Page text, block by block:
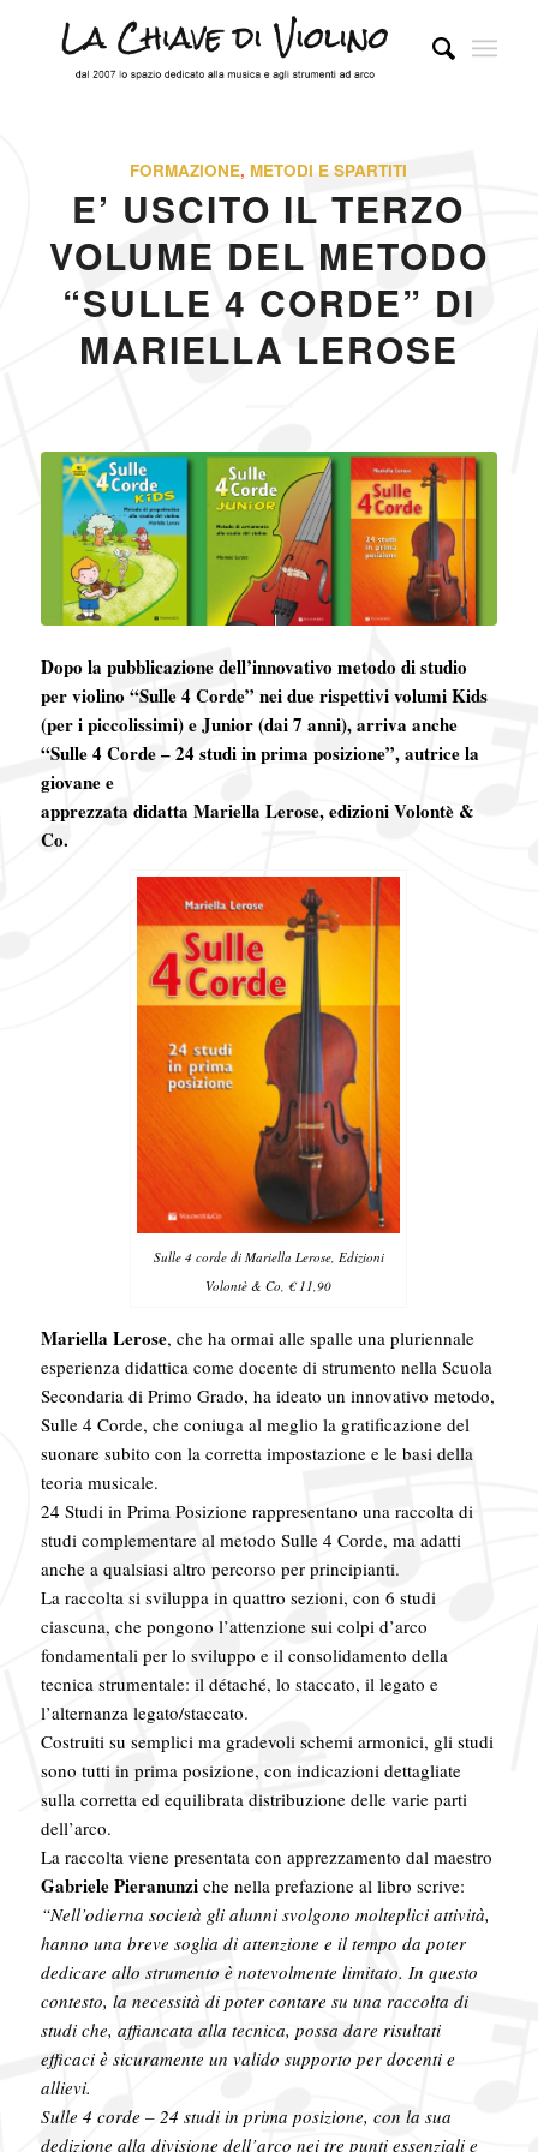
FORMAZIONE, METODI E SPARTITI
E’ USCITO IL TERZO
VOLUME DEL METODO
“SULLE 4 CORDE” DI
MARIELLA LEROSE
Dopo la pubblicazione dell’innovativo metodo di studio
per violino “Sulle 4 Corde” nei due rispettivi volumi Kids
(per i piccolissimi) e Junior (dai 7 anni), arriva anche
“Sulle 4 Corde – 24 studi in prima posizione”, autrice la
giovane e
apprezzata didatta Mariella Lerose, edizioni Volontè &
Co.
Sulle 4 corde di Mariella Lerose, Edizioni
Volontè & Co, € 11,90
Mariella Lerose, che ha ormai alle spalle una pluriennale
esperienza didattica come docente di strumento nella Scuola
Secondaria di Primo Grado, ha ideato un innovativo metodo,
Sulle 4 Corde, che coniuga al meglio la gratificazione del
suonare subito con la corretta impostazione e le basi della
teoria musicale.
24 Studi in Prima Posizione rappresentano una raccolta di
studi complementare al metodo Sulle 4 Corde, ma adatti
anche a qualsiasi altro percorso per principianti.
La raccolta si sviluppa in quattro sezioni, con 6 studi
ciascuna, che pongono l’attenzione sui colpi d’arco
fondamentali per lo sviluppo e il consolidamento della
tecnica strumentale: il détaché, lo staccato, il legato e
l’alternanza legato/staccato.
Costruiti su semplici ma gradevoli schemi armonici, gli studi
sono tutti in prima posizione, con indicazioni dettagliate
sulla corretta ed equilibrata distribuzione delle varie parti
dell’arco.
La raccolta viene presentata con apprezzamento dal maestro
Gabriele Pieranunziche nella prefazione al libro scrive:
“Nell’odierna società gli alunni svolgono molteplici attività,
hanno una breve soglia di attenzione e il tempo da poter
dedicare allo strumento è notevolmente limitato. In questo
contesto, la necessità di poter contare su una raccolta di
studi che, affiancata alla tecnica, possa dare risultati
efficaci è sicuramente un valido supporto per docenti e
allievi.
Sulle 4 corde – 24 studi in prima posizione, con la sua
dedizione alla divisione dell’arco nei tre punti essenziali e